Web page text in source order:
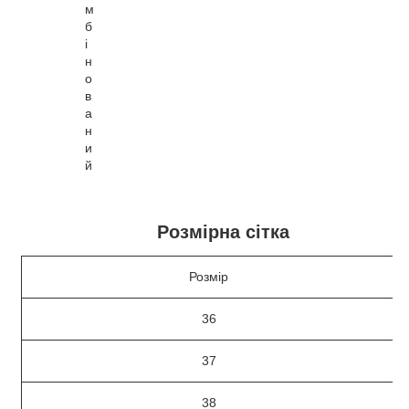
м
б
і
н
о
в
а
н
и
й
Розмірна сітка
Розмір
36
37
38